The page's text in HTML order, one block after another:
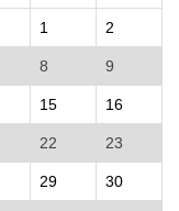
1 2
8 9
15 16
22 23
29 30